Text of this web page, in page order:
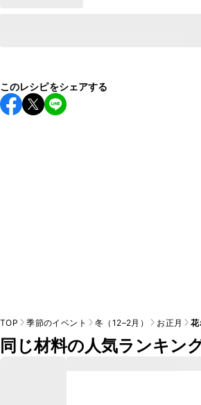
このレシピをシェアする
TOP 季節のイベント 冬（12–2月） お正月
同じ材料の人気ランキン